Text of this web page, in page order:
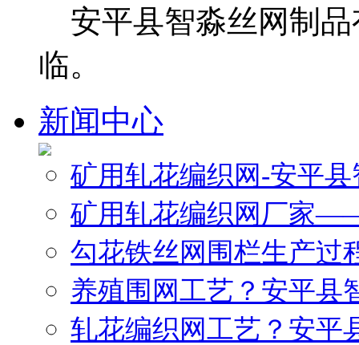
安平县智淼丝网制品
临。
新闻中心
矿用轧花编织网-安平
矿用轧花编织网厂家
勾花铁丝网围栏生产过
养殖围网工艺？安平县
轧花编织网工艺？安平